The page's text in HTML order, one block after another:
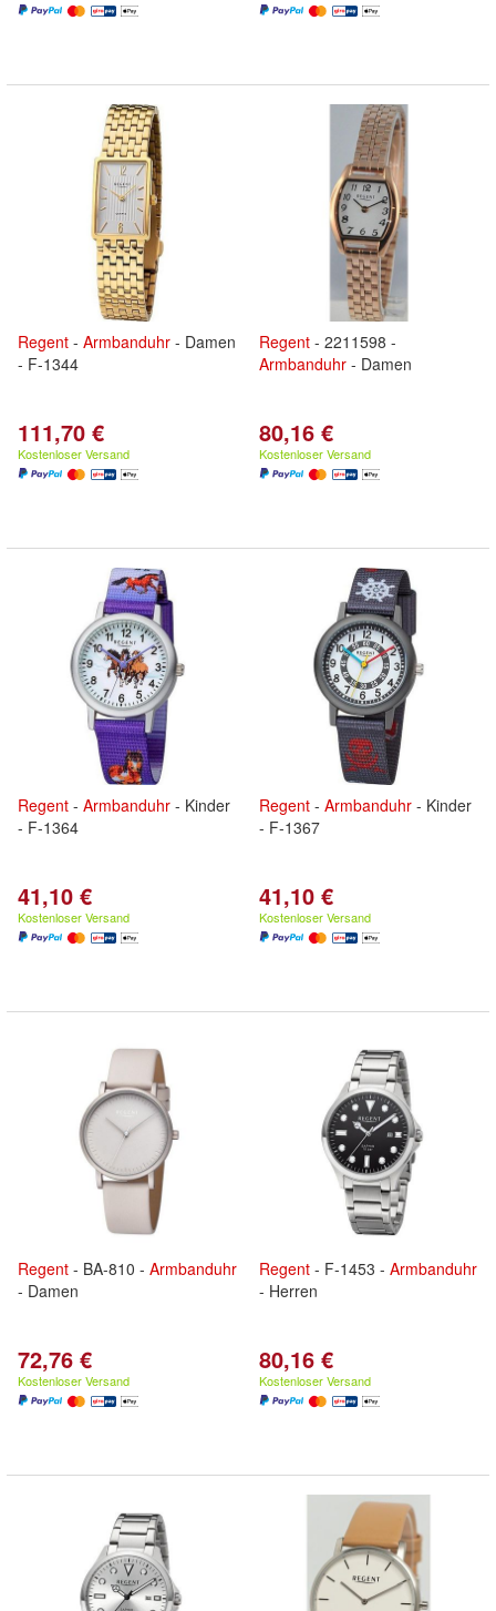
Regent - Armbanduhr - Damen
- F-1344
111,70 €
Kostenloser Versand
Regent - 2211598 -
Armbanduhr - Damen
80,16 €
Kostenloser Versand
Regent - Armbanduhr - Kinder
- F-1364
41,10 €
Kostenloser Versand
Regent - Armbanduhr - Kinder
- F-1367
41,10 €
Kostenloser Versand
Regent - BA-810 - Armbanduhr
- Damen
72,76 €
Kostenloser Versand
Regent - F-1453 - Armbanduhr
- Herren
80,16 €
Kostenloser Versand